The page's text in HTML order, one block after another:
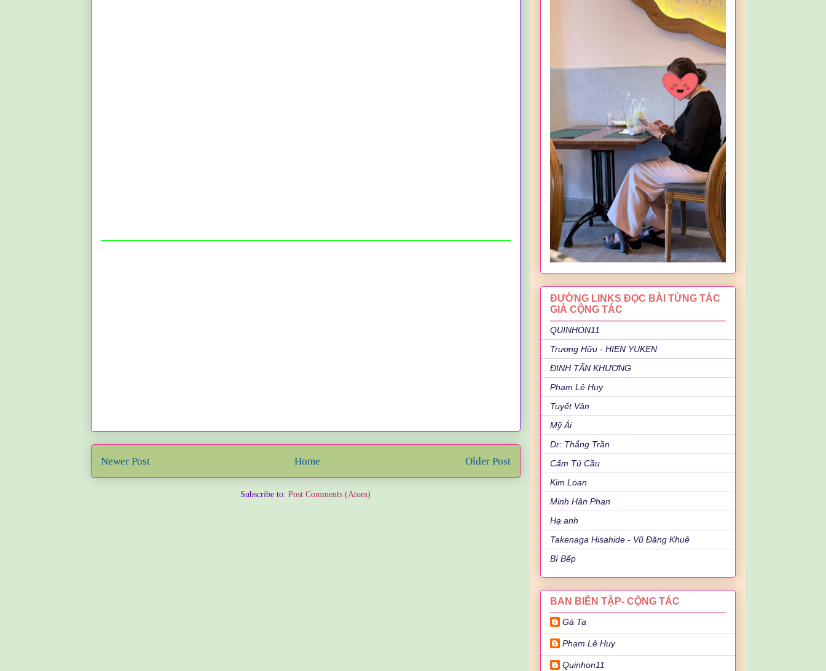
Newer Post Older Post
Home
Subscribe to: Post Comments (Atom)
ĐƯỜNG LINKS ĐỌC BÀI TỪNG TÁC
GIẢ CỘNG TÁC
QUINHON11
Trương Hữu - HIEN YUKEN
ĐINH TẤN KHƯƠNG
Phạm Lê Huy
Tuyết Vân
Mỹ Ái
Dr: Thắng Trần
Cẩm Tú Cầu
Kim Loan
Minh Hân Phan
Hạ anh
Takenaga Hisahide - Vũ Đăng Khuê
Bí Bếp
BAN BIÊN TẬP- CỘNG TÁC
Gà Ta
Phạm Lê Huy
Quinhon11